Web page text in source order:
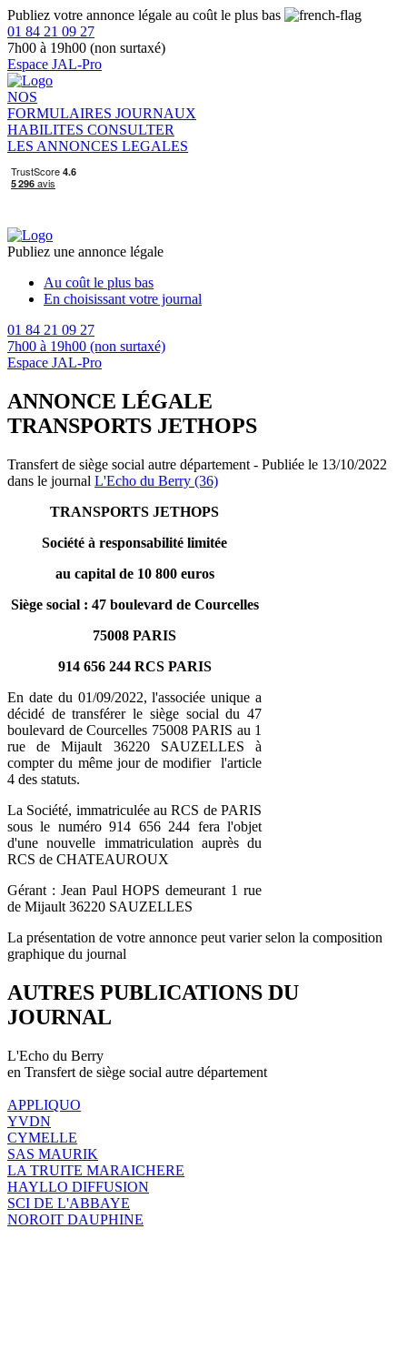
Publiez votre annonce légale au coût le plus bas
01 84 21 09 27
7h00 à 19h00 (non surtaxé)
Espace JAL-Pro
NOS
FORMULAIRES JOURNAUX
HABILITES CONSULTER
LES ANNONCES LEGALES
Publiez une annonce légale
Au coût le plus bas
En choisissant votre journal
01 84 21 09 27
7h00 à 19h00 (non surtaxé)
Espace JAL-Pro
ANNONCE LÉGALE
TRANSPORTS JETHOPS
Transfert de siège social autre département - Publiée le 13/10/2022
dans le journal L'Echo du Berry (36)
TRANSPORTS JETHOPS
Société à responsabilité limitée
au capital de 10 800 euros
Siège social : 47 boulevard de Courcelles
75008 PARIS
914 656 244 RCS PARIS
En date du 01/09/2022, l'associée unique a
décidé de transférer le siège social du 47
boulevard de Courcelles 75008 PARIS au 1
rue de Mijault 36220 SAUZELLES à
compter du même jour de modifier l'article
4 des statuts.
La Société, immatriculée au RCS de PARIS
sous le numéro 914 656 244 fera l'objet
d'une nouvelle immatriculation auprès du
RCS de CHATEAUROUX
Gérant : Jean Paul HOPS demeurant 1 rue
de Mijault 36220 SAUZELLES
La présentation de votre annonce peut varier selon la composition
graphique du journal
AUTRES PUBLICATIONS DU
JOURNAL
L'Echo du Berry
en Transfert de siège social autre département
APPLIQUO
YVDN
CYMELLE
SAS MAURIK
LA TRUITE MARAICHERE
HAYLLO DIFFUSION
SCI DE L'ABBAYE
NOROIT DAUPHINE